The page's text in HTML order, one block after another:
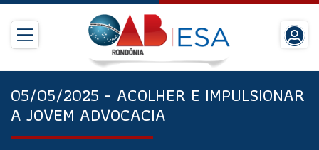
05/05/2025 - ACOLHER E IMPULSIONAR
A JOVEM ADVOCACIA